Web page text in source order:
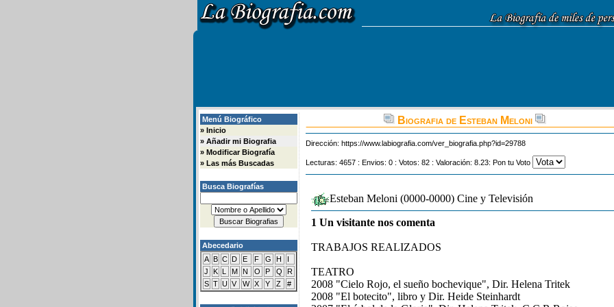
Menú Biográfico
» Inicio
» Añadir mi Biografia
» Modificar Biografía
» Las más Buscadas
Busca Biografías
Abecedario
A B C D E F G H
I
J
K L M N O P Q
R
S T U V W X Y Z #
Biografia de Esteban Meloni
Dirección: https://www.labiografia.com/ver_biografia.php?id=29788
Lecturas: 4657 : Envios: 0 : Votos: 82 : Valoración: 8.23: Pon tu Voto
Esteban Meloni (0000-0000) Cine y Televisión
1 Un visitante nos comenta
TRABAJOS REALIZADOS
TEATRO
2008 "Cielo Rojo, el sueño bochevique", Dir. Helena Tritek
2008 "El botecito", libro y Dir. Heide Steinhardt